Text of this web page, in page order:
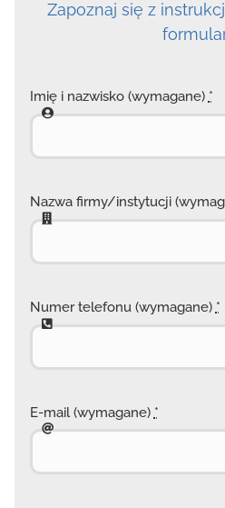
Zapoznaj się z
Imię i nazwisko (wymagane) *
Nazwa firmy/instytucji
Numer telefonu (wymagane) *
E-mail (wymagane) *